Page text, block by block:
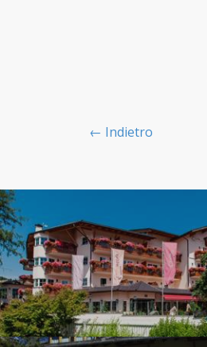
← Indietro